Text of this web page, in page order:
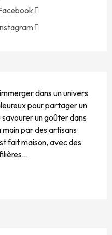
dans un univers
pour partager un
un goûter dans
par des artisans
fait maison, avec des